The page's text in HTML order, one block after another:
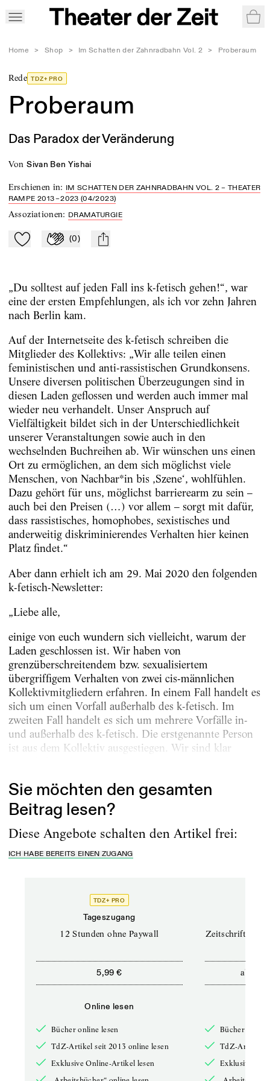
Home > Shop > Im Schatten der Zahnradbahn Vol. 2 > Proberaum
Rede TDZ+ PRO
Proberaum
Das Paradox der Veränderung
von Sivan Ben Yishai
Erschienen in: IM SCHATTEN DER ZAHNRADBAHN VOL. 2 – THEATER
RAMPE 2013 – 2023 (04/2023)
Assoziationen: DRAMATURGIE
Zu Mein-TdZ hinzufügen
Applaudieren
(0) mail
„Du solltest auf jeden Fall ins k-fetisch gehen!“, war
eine der ersten Empfehlungen, als ich vor zehn Jahren
nach Berlin kam.
Auf der Internetseite des k-fetisch schreiben die
Mitglieder des ­Kollektivs: „Wir alle teilen einen
feministischen und anti-rassistischen Grundkonsens.
Unsere diversen politischen Überzeugungen sind in
diesen Laden geflossen und werden auch immer mal
wieder neu verhandelt. Unser Anspruch auf
Vielfältigkeit bildet sich in der Unterschiedlichkeit
unserer Veranstaltungen sowie auch in den
wechselnden Buchreihen ab. Wir wünschen uns einen
Ort zu ermöglichen, an dem sich möglichst viele
Menschen, von Nachbar*in bis ,Szene‘, wohlfühlen.
Dazu gehört für uns, möglichst barrierearm zu sein –
auch bei den Preisen (…) vor allem – sorgt mit dafür,
dass rassistisches, homophobes, sexistisches und
anderweitig diskrimi­nierendes Verhalten hier keinen
Platz findet.“
Aber dann erhielt ich am 29. Mai 2020 den folgenden
k-fetisch-Newsletter:
„Liebe alle,
einige von euch wundern sich vielleicht, warum der
Laden geschlossen ist. Wir haben von
grenzüberschreitendem bzw. sexualisiertem
übergriffigem Verhalten von zwei cis-männlichen
Kollektivmitgliedern erfahren. In einem Fall handelt es
sich um einen Vorfall außerhalb des k-fetisch. Im
zweiten Fall handelt es sich um mehrere Vorfälle in-
und außerhalb des k-fetisch. Die erstgenannte Person
ist aus dem Kollektiv ausgestiegen. Wir sind klar
Sie möchten den gesamten
Beitrag lesen?
Diese Angebote schalten den Artikel frei:
ICH HABE BEREITS EINEN ZUGANG
TDZ+ PRO
Tageszugang
12 Stunden ohne Paywall
5,99 €
Online lesen
Bücher online lesen
TdZ-Artikel seit 2013 online lesen
Exklusive Online-Artikel lesen
Zeitschriften
ab
Bücher online
TdZ-Artikel
Exklusive